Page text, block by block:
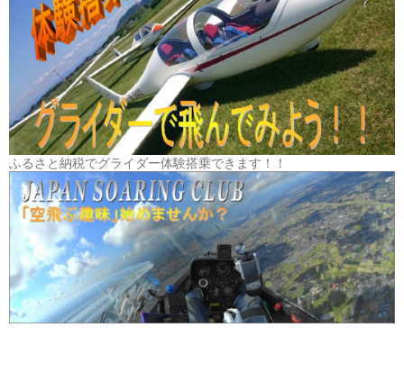
ふるさと納税でグライダー体験搭乗できます！！